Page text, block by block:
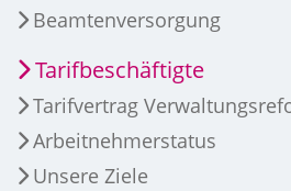
Beamtenversorgung
Tarifbeschäftigte
Tarifvertrag
Arbeitnehmerstatus
Unsere Ziele